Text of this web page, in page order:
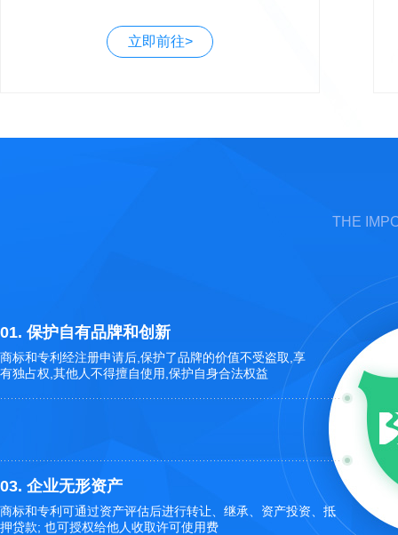
立即前往>
THE
01. 保护自有品牌和创新
商标和专利经注册申请后,保护了品牌的价值不受盗取,享
有独占权,其他人不得擅自使用,保护自身合法权益
03. 企业无形资产
商标和专利可通过资产评估后进行转让、继承、资产投资、抵
押贷款; 也可授权给他人收取许可使用费